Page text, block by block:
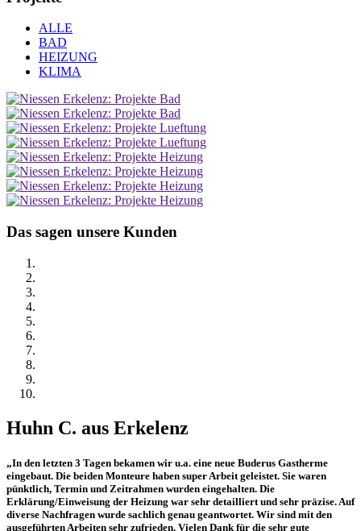
ALLE
BAD
HEIZUNG
KLIMA
Das sagen unsere Kunden
Huhn C. aus Erkelenz
„In den letzten 3 Tagen bekamen wir u.a. eine neue Buderus Gastherme
eingebaut. Die beiden Monteure haben super Arbeit geleistet. Sie waren
pünktlich, Termin und Zeitrahmen wurden eingehalten. Die
Erklärung/Einweisung der Heizung war sehr detailliert und sehr präzise. Auf
diverse Nachfragen wurde sachlich genau geantwortet. Wir sind mit den
ausgeführten Arbeiten sehr zufrieden. Vielen Dank für die sehr gute